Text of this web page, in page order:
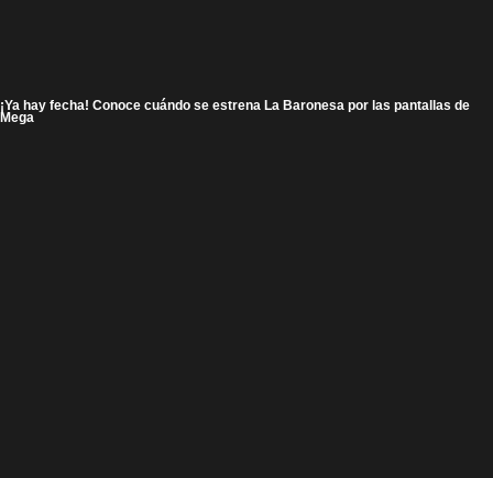
¡Ya hay fecha! Conoce cuándo se estrena La Baronesa por las pantallas de
Mega